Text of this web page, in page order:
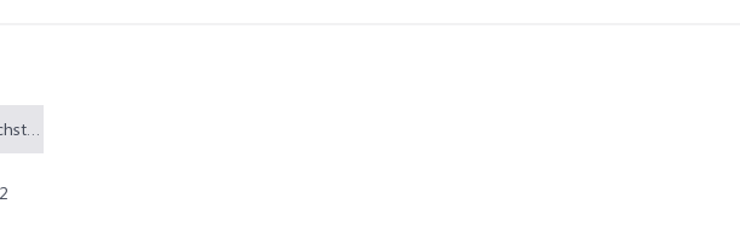
Namenschild_nächster Datensatz_2.PNG (26,1 KB)